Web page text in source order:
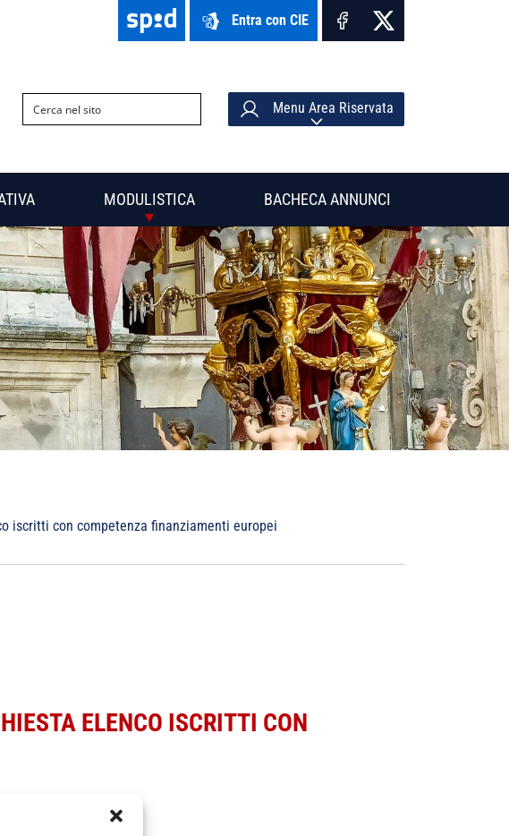
Entra con CIE
Menu Area Riservata
MODULISTICA BACHECA ANNUNCI
iscritti con competenza finanziamenti europei
ELENCO ISCRITTI CON